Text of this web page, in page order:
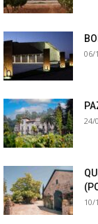
06/
24/
10/